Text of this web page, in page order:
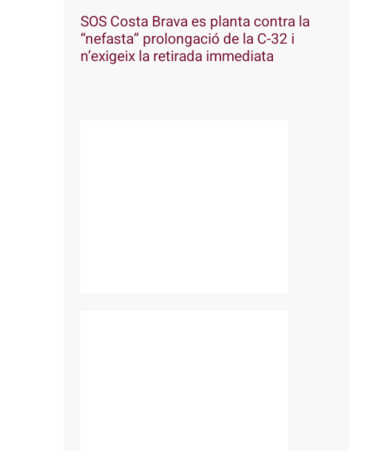
SOS Costa Brava es planta contra la
“nefasta” prolongació de la C-32 i
n’exigeix la retirada immediata